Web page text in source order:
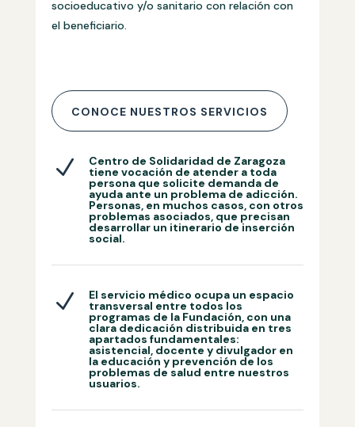
socioeducativo y/o sanitario con relación con
el beneficiario.
CONOCE NUESTROS SERVICIOS
N Centro de Solidaridad de Zaragoza
tiene vocación de atender a toda
persona que solicite demanda de
ayuda ante un problema de adicción.
Personas, en muchos casos, con otros
problemas asociados, que precisan
desarrollar un itinerario de inserción
social.
N El servicio médico ocupa un espacio
transversal entre todos los
programas de la Fundación, con una
clara dedicación distribuida en tres
apartados fundamentales:
asistencial, docente y divulgador en
la educación y prevención de los
problemas de salud entre nuestros
usuarios.